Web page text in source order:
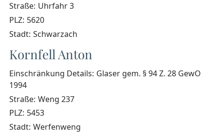
Straße: Uhrfahr 3
PLZ: 5620
Stadt: Schwarzach
Kornfell Anton
Einschränkung Details: Glaser gem. § 94 Z. 28 GewO
1994
Straße: Weng 237
PLZ: 5453
Stadt: Werfenweng